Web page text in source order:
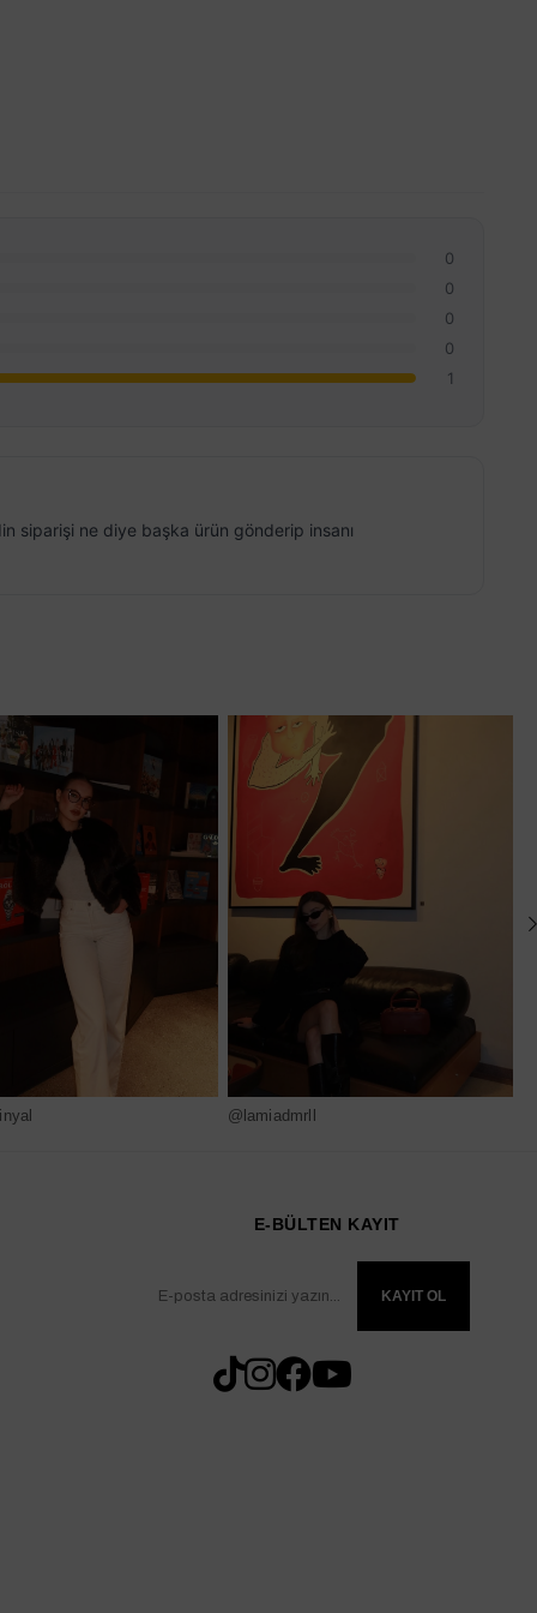
0
0
0
0
1
siparişi ne diye başka ürün gönderip insanı
@lamiadmrll
E-BÜLTEN KAYIT
KAYIT OL